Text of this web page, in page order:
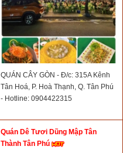
QUÁN CÂY GÒN - Đ/c: 315A Kênh
Tân Hoá, P. Hoà Thạnh, Q. Tân Phú
- Hotline: 0904422315
Quán Dê Tươi Dũng Mập Tân
Thành Tân Phú